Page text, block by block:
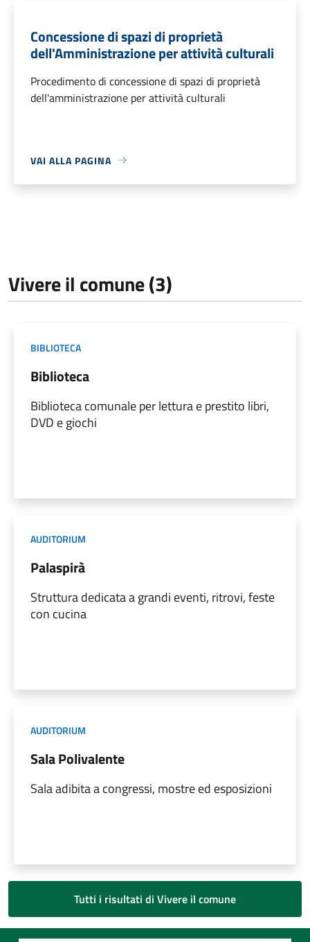
Concessione di spazi di proprietà
dell'Amministrazione per attività culturali
Procedimento di concessione di spazi di proprietà
dell'amministrazione per attività culturali
VAI ALLA PAGINA
Vivere il comune (3)
BIBLIOTECA
Biblioteca
Biblioteca comunale per lettura e prestito libri,
DVD e giochi
AUDITORIUM
Palaspirà
Struttura dedicata a grandi eventi, ritrovi, feste
con cucina
AUDITORIUM
Sala Polivalente
Sala adibita a congressi, mostre ed esposizioni
Tutti i risultati di Vivere il comune